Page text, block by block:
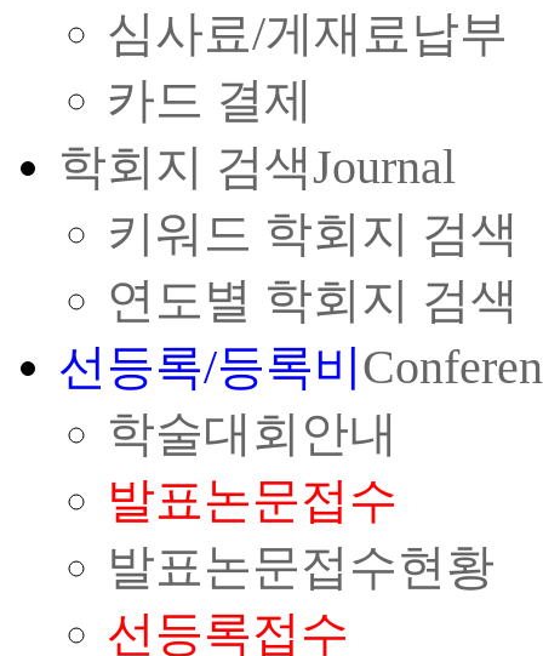
심사료/게재료납부
카드 결제
학회지 검색Journal
키워드 학회지 검색
연도별 학회지 검색
선등록/등록비
학술대회안내
발표논문접수
발표논문접수현황
선등록접수